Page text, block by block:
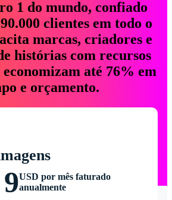
1 do mundo, confiado
clientes em todo o
marcas, criadores e
histórias com recursos
até 76% em
e orçamento.
USD por mês faturado
anualmente